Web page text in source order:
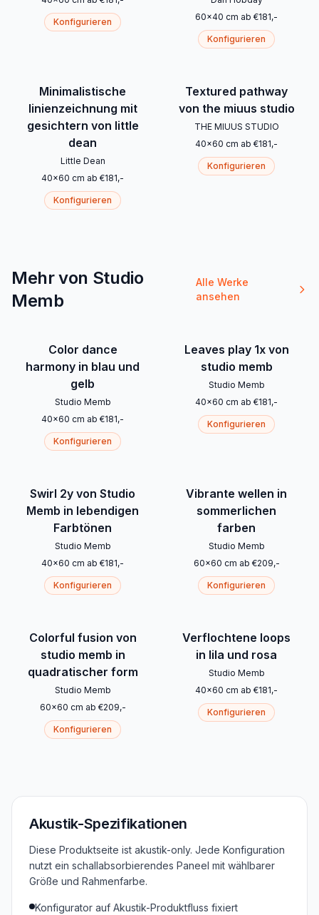
Konfigurieren
60x40 cm ab €181,-
Konfigurieren
Minimalistische
linienzeichnung mit
gesichtern von little
dean
Little Dean
40x60 cm ab €181,-
Konfigurieren
Textured pathway
von the miuus studio
THE MIUUS STUDIO
40x60 cm ab €181,-
Konfigurieren
Mehr von Studio
Memb
Alle Werke
ansehen
Color dance
harmony in blau und
gelb
Studio Memb
40x60 cm ab €181,-
Konfigurieren
Leaves play 1x von
studio memb
Studio Memb
40x60 cm ab €181,-
Konfigurieren
Swirl 2y von Studio
Memb in lebendigen
Farbtönen
Studio Memb
40x60 cm ab €181,-
Konfigurieren
Vibrante wellen in
sommerlichen
farben
Studio Memb
60x60 cm ab €209,-
Konfigurieren
Colorful fusion von
studio memb in
quadratischer form
Studio Memb
60x60 cm ab €209,-
Konfigurieren
Verflochtene loops
in lila und rosa
Studio Memb
40x60 cm ab €181,-
Konfigurieren
Akustik-Spezifikationen
Diese Produktseite ist akustik-only. Jede Konfiguration
nutzt ein schallabsorbierendes Paneel mit wählbarer
Größe und Rahmenfarbe.
Konfigurator auf Akustik-Produktfluss fixiert